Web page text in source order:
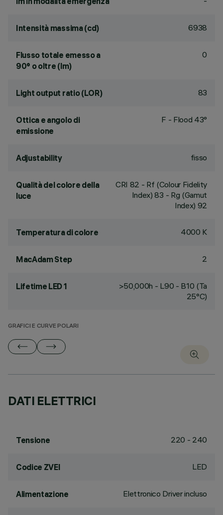
Intensità massima (cd) 6938
Flusso totale emesso a
90° o oltre (lm)
0
Light output ratio (LOR) 83
Ottica e angolo di
emissione
F - Flood 43°
Adjustability fisso
Qualità del colore della
luce
CRI 82 - Rf (Colour Fidelity
Index) 83 - Rg (Gamut
Index) 92
Temperatura di colore 4000 K
MacAdam Step 2
Lifetime LED 1
>50,000h - L90 - B10 (Ta
25°C)
GRAFICI E CURVE POLARI
DATI ELETTRICI
Tensione 220 - 240
Codice ZVEI LED
Alimentazione Elettronico Driver incluso